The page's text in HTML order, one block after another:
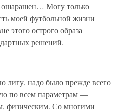
ошарашен… Могу только
моей футбольной жизни
этого острого образа
решений.
лигу, надо было прежде всего
по всем параметрам —
физическим. Со многими